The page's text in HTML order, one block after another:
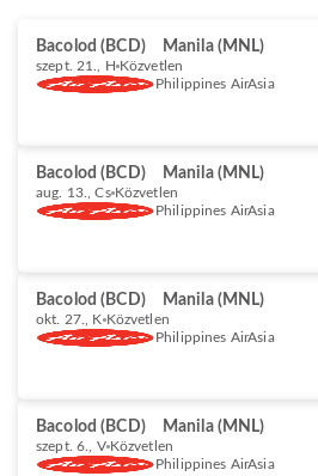
Bacolod (BCD) Manila (MNL)
szept. 21., H Közvetlen
Philippines AirAsia
Bacolod (BCD) Manila (MNL)
aug. 13., Cs Közvetlen
Philippines AirAsia
Bacolod (BCD) Manila (MNL)
okt. 27., K Közvetlen
Philippines AirAsia
Bacolod (BCD) Manila (MNL)
szept. 6., V Közvetlen
Philippines AirAsia